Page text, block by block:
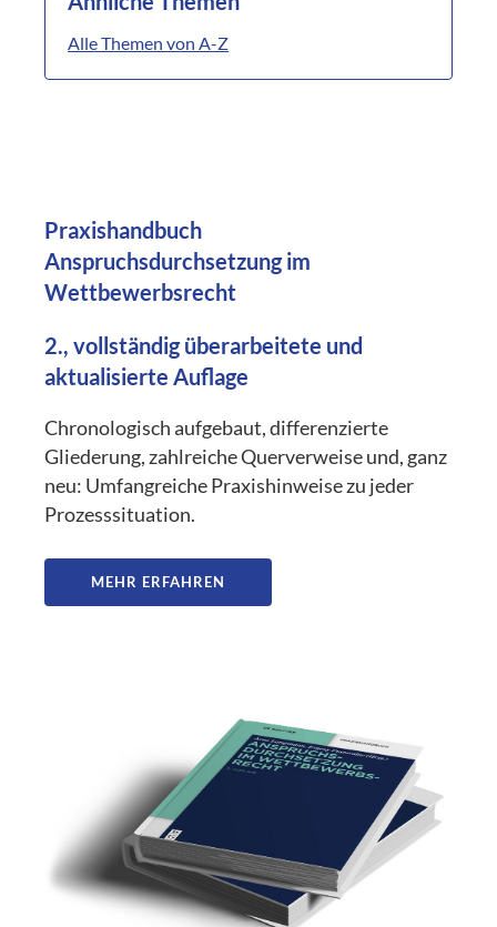
Alle Themen von A-Z
Praxishandbuch
Anspruchsdurchsetzung im
Wettbewerbsrecht
2., vollständig überarbeitete und
aktualisierte Auflage
Chronologisch aufgebaut, differenzierte
Gliederung, zahlreiche Querverweise und, ganz
neu: Umfangreiche Praxishinweise zu jeder
Prozesssituation.
MEHR ERFAHREN